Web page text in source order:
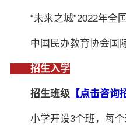
“未来之城”2022年全
中国民办教育协会国
招生入学
招生班级【点击咨询
小学开设3个班，每个